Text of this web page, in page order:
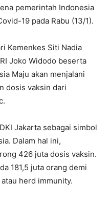
pemerintah Indonesia
19 pada Rabu (13/1).
Kemenkes Siti Nadia
Joko Widodo beserta
Maju akan menjalani
dosis vaksin dari
Jakarta sebagai simbol
Dalam hal ini,
426 juta dosis vaksin.
181,5 juta orang demi
herd immunity.